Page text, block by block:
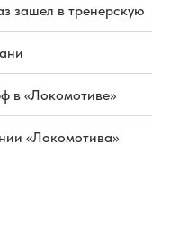
зашел в тренерскую
в «Локомотиве»
«Локомотива»